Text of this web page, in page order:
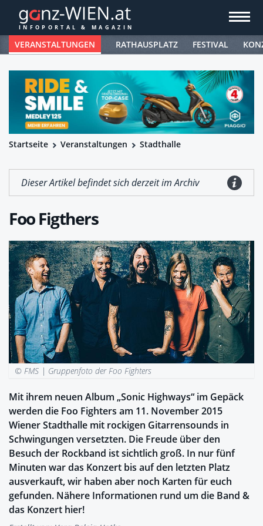
VERANSTALTUNGEN RATHAUSPLATZ FESTIVAL
Startseite Veranstaltungen Stadthalle
Dieser Artikel befindet sich derzeit im Archiv
Foo Figthers
© FMS | Gruppenfoto der Foo Fighters
Mit ihrem neuen Album „Sonic Highways“ im Gepäck
werden die Foo Fighters am 11. November 2015
Wiener Stadthalle mit rockigen Gitarrensounds in
Schwingungen versetzten. Die Freude über den
Besuch der Rockband ist sichtlich groß. In nur fünf
Minuten war das Konzert bis auf den letzten Platz
ausverkauft, wir haben aber noch Karten für euch
gefunden. Nähere Informationen rund um die Band &
das Konzert hier!